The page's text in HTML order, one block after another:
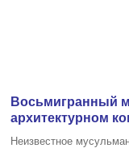
Восьмигранный
архитектурном
Неизвестное